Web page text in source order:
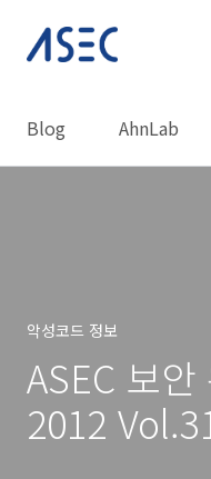
Blog AhnLab
악성코드 정보
ASEC 보
2012